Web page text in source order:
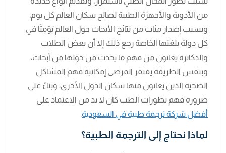
من الأدوية والأجهزة الطبية لصالح سكان العالم كل يوم،
وبسبب إصدار مئات من نتائج الأبحاث حول العالم يَوْمِيًّا في
كل دولة بلغتها الخاصة رجع ذلك إلا أن بعض الطلاب
والدكاترة يعانون من فهم ما يحدث من حولها من أبحاث،
وبنفس الطريقة يفتقر المرضي إمكانية فهم المشاكل
الصحية الذين يعانون منها سكان الدول الأخرى، وبناءً على
ضرورة فهم تطورات الطب كان لا بد من الاعتماد على
أفضل شركة ترجمة طبية في السعودية.
لماذا نحتاج إلى الترجمة الطبية؟